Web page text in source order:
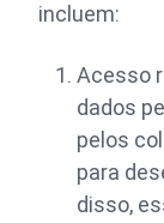
incluem:
Acesso
dados
pelos
para
disso,